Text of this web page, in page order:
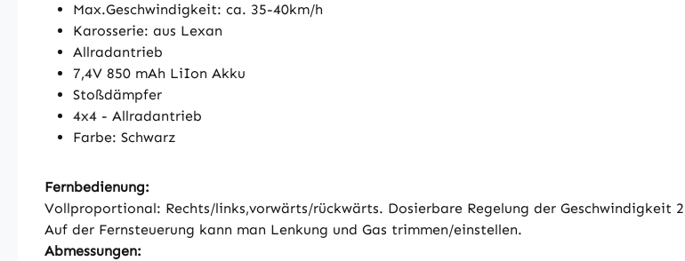
Max.Geschwindigkeit: ca. 35-40km/h
Karosserie: aus Lexan
Allradantrieb
7,4V 850 mAh LiIon Akku
Stoßdämpfer
4x4 - Allradantrieb
Farbe: Schwarz
Fernbedienung:
Vollproportional: Rechts/links,vorwärts/rückwärts. Dosierbare Regelung der Geschwindigkeit
Auf der Fernsteuerung kann man Lenkung und Gas trimmen/einstellen.
Abmessungen: